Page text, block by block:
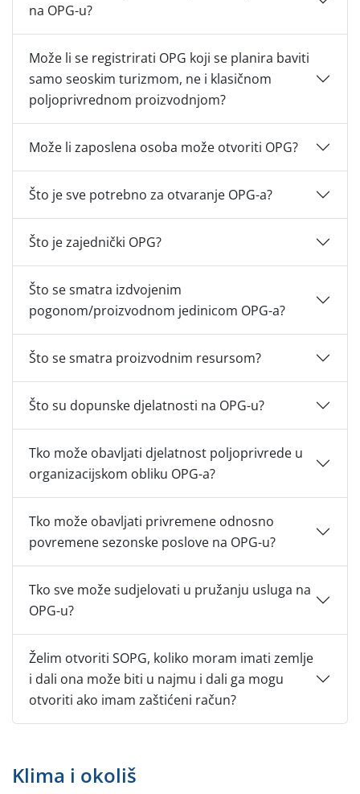
na OPG-u?
Može li se registrirati OPG koji se planira baviti
samo seoskim turizmom, ne i klasičnom
poljoprivrednom proizvodnjom?
Može li zaposlena osoba može otvoriti OPG?
Što je sve potrebno za otvaranje OPG-a?
Što je zajednički OPG?
Što se smatra izdvojenim
pogonom/proizvodnom jedinicom OPG-a?
Što se smatra proizvodnim resursom?
Što su dopunske djelatnosti na OPG-u?
Tko može obavljati djelatnost poljoprivrede u
organizacijskom obliku OPG-a?
Tko može obavljati privremene odnosno
povremene sezonske poslove na OPG-u?
Tko sve može sudjelovati u pružanju usluga na
OPG-u?
Želim otvoriti SOPG, koliko moram imati zemlje
i dali ona može biti u najmu i dali ga mogu
otvoriti ako imam zaštićeni račun?
Klima i okoliš